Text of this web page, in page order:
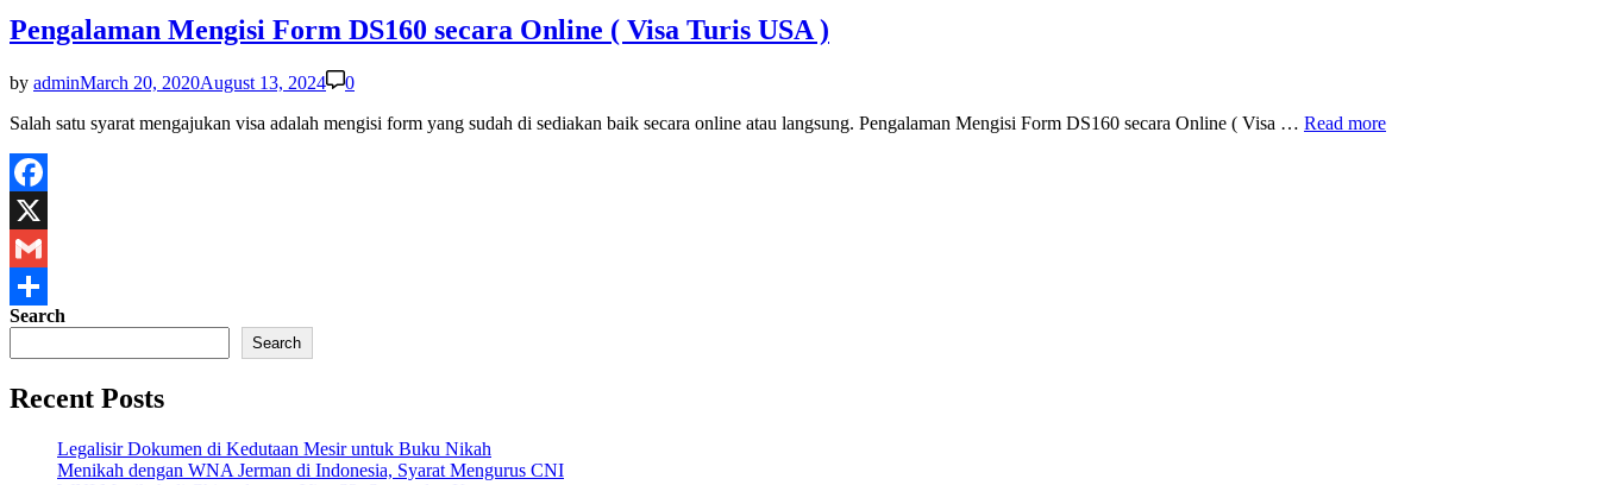
Pengalaman Mengisi Form DS160 secara Online ( Visa Turis USA )
by adminMarch 20, 2020August 13, 2024
0
Salah satu syarat mengajukan visa adalah mengisi form yang sudah di sediakan baik secara online atau langsung. Pengalaman Mengisi Form DS160 secara Online ( Visa … Pengalaman
Read more
Facebook
X
Gmail
Share
Search
Search
Recent Posts
Legalisir Dokumen di Kedutaan Mesir untuk Buku Nikah
Menikah dengan WNA Jerman di Indonesia, Syarat Mengurus CNI